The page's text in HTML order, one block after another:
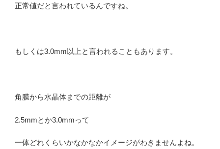
正常値だと言われているんですね。
もしくは3.0mm以上と言われることもあります。
角膜から水晶体までの距離が
2.5mmとか3.0mmって
一体どれくらいかなかなかイメージがわきませんよね。